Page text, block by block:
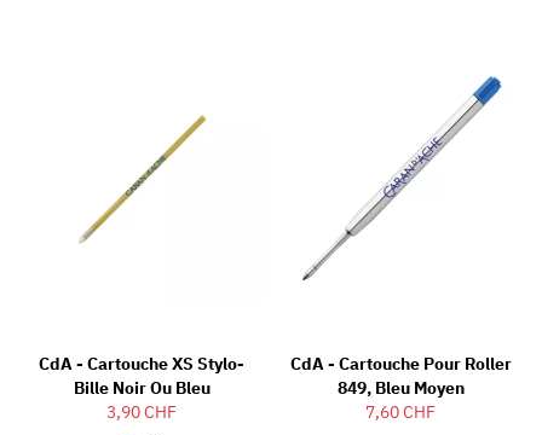
CdA - Cartouche XS Stylo-
Bille Noir Ou Bleu
3,90 CHF
CdA - Cartouche Pour Roller
849, Bleu Moyen
7,60 CHF